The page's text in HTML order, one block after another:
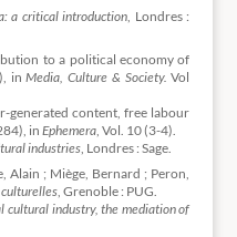
a critical introduction , Londres :
to a political economy of
inMedia, Culture & Society. Vol
generated content, free labour
in Ephemera, Vol. 10 (3-4).
industries, Londres : Sage.
Alain ; Miège, Bernard ; Peron,
, Grenoble : PUG.
cultural industry, the mediation of